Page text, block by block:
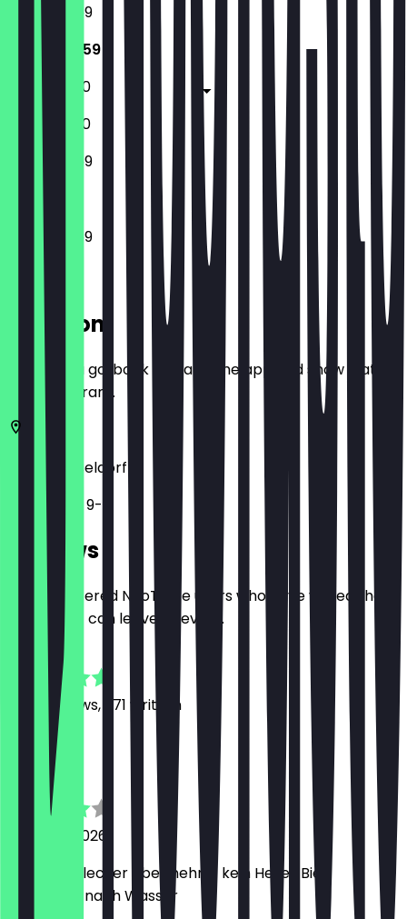
12:00 - 23:59
12:00 - 23:59
12:00 - 01:00
12:00 - 01:00
12:00 - 23:59
12:00 - 23:59
Location
Before you go, book a deal in the app and show it at
the restaurant.
40213
Düsseldorf
Flinger Str. 9-11
Reviews
Only registered NeoTaste users who have visited the
restaurant can leave a review.
Reviews, 371 written
Sebastian
6 August 2026
Essen war lecker aber nehmt kein Helles Bier.
Schmeckt nach Wasser